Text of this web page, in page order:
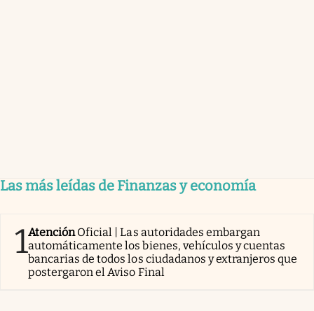
Las más leídas de Finanzas y economía
1AtenciónOficial | Las autoridades embargan
automáticamente los bienes, vehículos y cuentas
bancarias de todos los ciudadanos y extranjeros que
postergaron el Aviso Final